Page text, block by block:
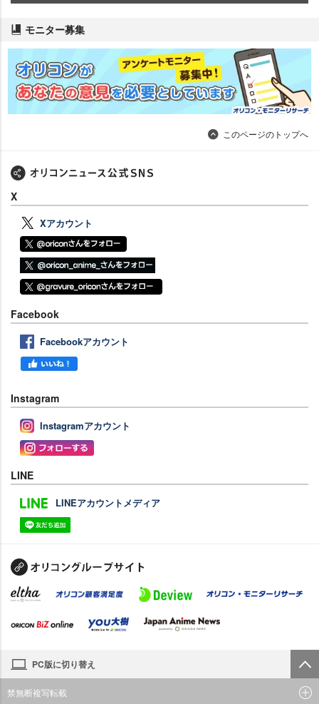
モニター募集
このページのトップへ
X
Xアカウント
Facebook
Facebookアカウント
Instagram
Instagramアカウント
LINE
LINEアカウントメディア
PC版に切り替え
禁無断複写転載